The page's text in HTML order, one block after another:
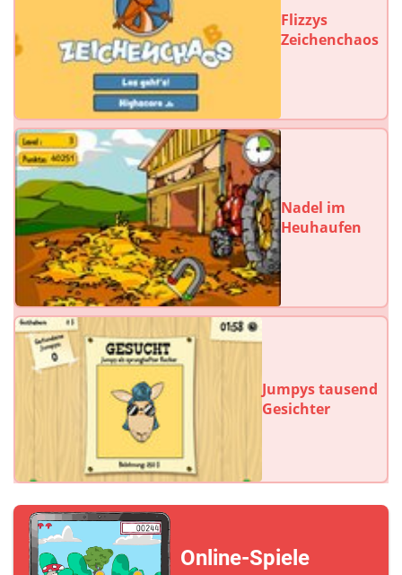
Flizzys
Zeichenchaos
Nadel im
Heuhaufen
Jumpys tausend
Gesichter
Online-Spiele